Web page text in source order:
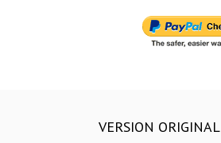
VERSION ORIGINAL